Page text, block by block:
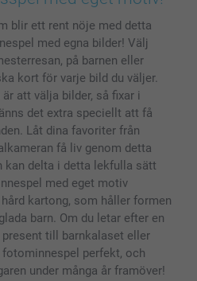
blir ett rent nöje med detta
med egna bilder! Välj
på barnen eller
kort för varje bild du väljer.
att välja bilder, så fixar i
det extra speciellt att få
Låt dina favoriter från
få liv genom detta
kan delta i detta lekfulla sätt
med eget motiv
kartong, som håller formen
barn. Om du letar efter en
till barnkalaset eller
perfekt, och
under många år framöver!